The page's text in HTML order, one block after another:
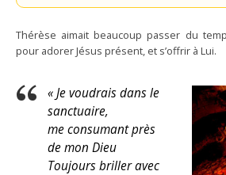
Thérèse aimait beaucoup passer du
pour adorer Jésus présent, et s’offrir à Lui.
« Je voudrais dans le
sanctuaire,
me consumant près
de mon Dieu
Toujours briller avec